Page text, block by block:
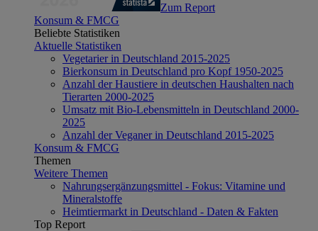
Zum Report
Konsum & FMCG
Beliebte Statistiken
Aktuelle Statistiken
Vegetarier in Deutschland 2015-2025
Bierkonsum in Deutschland pro Kopf 1950-2025
Anzahl der Haustiere in deutschen Haushalten nach
Tierarten 2000-2025
Umsatz mit Bio-Lebensmitteln in Deutschland 2000-
2025
Anzahl der Veganer in Deutschland 2015-2025
Konsum & FMCG
Themen
Weitere Themen
Nahrungsergänzungsmittel - Fokus: Vitamine und
Mineralstoffe
Heimtiermarkt in Deutschland - Daten & Fakten
Top Report